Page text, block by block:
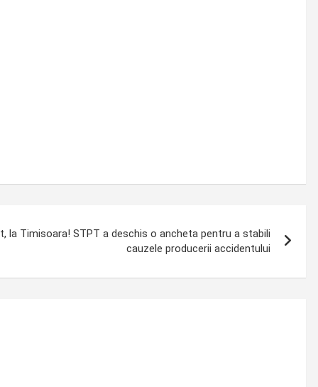
la Timisoara! STPT a deschis o ancheta pentru a stabili
cauzele producerii accidentului